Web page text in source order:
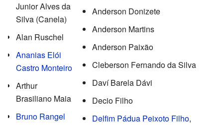
Junior Alves da
Silva (Canela)
Alan Ruschel
Ananias Elói
Castro Monteiro
Arthur
Brasiliano Maia
Bruno Rangel
Anderson Donizete
Anderson Martins
Anderson Paixão
Cleberson Fernando da Silva
Daví Barela Dávi
Decio Filho
Delfim Pádua Peixoto Filho,